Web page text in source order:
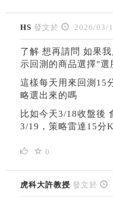
HS 發文於 2026/03/
了解 想再請問 如果
示回測的商品選擇"選
這樣每天用來回測15
略選出來的嗎
比如今天3/18收盤後
3/19，策略雷達15分
0
虎科大許教授 發文於